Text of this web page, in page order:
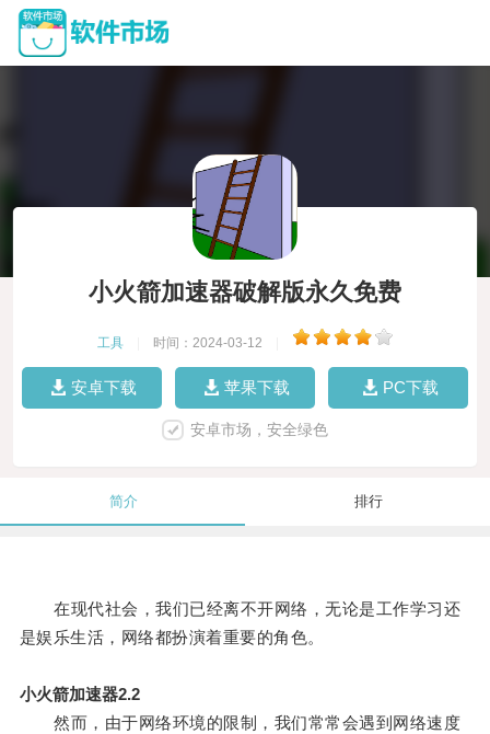
小火箭加速器破解版永久免费
工具 时间：2024-03-12
安卓下载 苹果下载 PC下载
安卓市场，安全绿色
简介 排行
在现代社会，我们已经离不开网络，无论是工作学习还
是娱乐生活，网络都扮演着重要的角色。
小火箭加速器2.2
然而，由于网络环境的限制，我们常常会遇到网络速度